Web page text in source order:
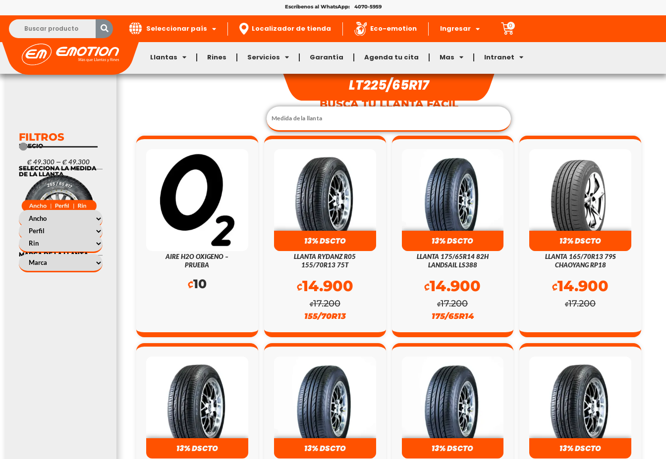
Escríbenos al WhatsApp: 4070-5959
Seleccionar país Localizador de tienda Eco-emotion Ingresar 0
Llantas Rines Servicios Garantía Agenda tu cita Mas Intranet
FILTROS
PRECIO
₡49.300 —₡49.300
SELECCIONA LA MEDIDA
DE LA LLANTA
MARCA DE LA LLANTA
LT225/65R17
BUSCA TU LLANTA FÁCIL
AIRE H2O OXIGENO –
PRUEBA
₡10
13% DSCTO
LLANTA RYDANZ R05
155/70R13 75T
₡17.200
₡14.900
155/70R13
13% DSCTO
LLANTA 175/65R14 82H
LANDSAIL LS388
₡17.200
₡14.900
175/65R14
13% DSCTO
LLANTA 165/70R13 79S
CHAOYANG RP18
₡17.200
₡14.900
13% DSCTO 13% DSCTO 13% DSCTO 13% DSCTO